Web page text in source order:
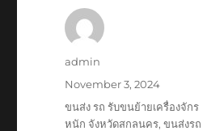
Author
admin
Posted
November 3, 2024
Tags
ขนส่ง รถ รับขนย้ายเครื่องจักร
หนัก จังหวัดสกลนคร,ขนส่งรถ